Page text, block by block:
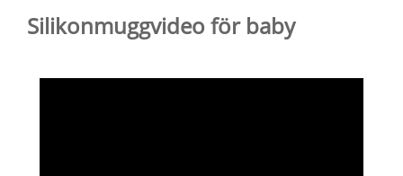
Silikonmuggvideo för baby